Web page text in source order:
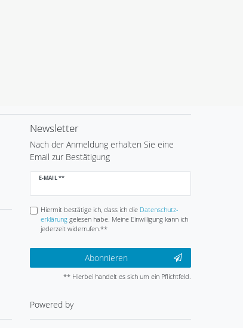
Newsletter
Nach der Anmeldung erhalten Sie eine
Email zur Bestätigung
E-MAIL **
Newsletter
Hiermit bestätige ich, dass ich die Daten­schutz­
erklärunggelesen habe. Meine Einwilligung kann ich
jederzeit widerrufen.**
Abonnieren
** Hierbei handelt es sich um ein Pflichtfeld.
Powered by